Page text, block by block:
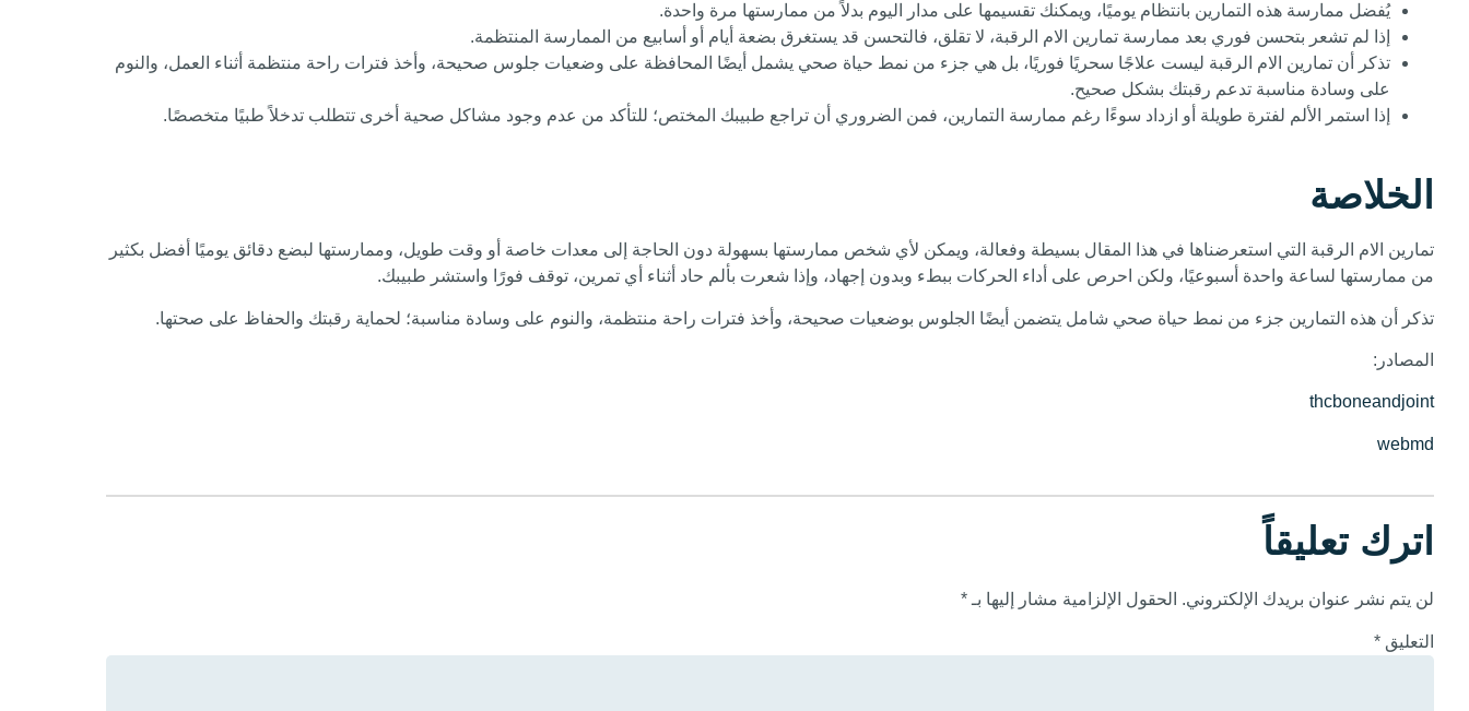
يُفضل ممارسة هذه التمارين بانتظام يوميًا، ويمكنك تقسيمها على مدار اليوم بدلاً من ممارستها مرة واحدة.
إذا لم تشعر بتحسن فوري بعد ممارسة تمارين الام الرقبة، لا تقلق، فالتحسن قد يستغرق بضعة أيام أو أسابيع من الممارسة المنتظمة.
تذكر أن تمارين الام الرقبة ليست علاجًا سحريًا فوريًا، بل هي جزء من نمط حياة صحي يشمل أيضًا المحافظة على وضعيات جلوس صحيحة، وأخذ فترات راحة منتظمة أثناء العمل، والنوم
على وسادة مناسبة تدعم رقبتك بشكل صحيح.
إذا استمر الألم لفترة طويلة أو ازداد سوءًا رغم ممارسة التمارين، فمن الضروري أن تراجع طبيبك المختص؛ للتأكد من عدم وجود مشاكل صحية أخرى تتطلب تدخلاً طبيًا متخصصًا.
الخلاصة
تمارين الام الرقبة التي استعرضناها في هذا المقال بسيطة وفعالة، ويمكن لأي شخص ممارستها بسهولة دون الحاجة إلى معدات خاصة أو وقت طويل، وممارستها لبضع دقائق يوميًا أفضل بكثير
من ممارستها لساعة واحدة أسبوعيًا، ولكن احرص على أداء الحركات ببطء وبدون إجهاد، وإذا شعرت بألم حاد أثناء أي تمرين، توقف فورًا واستشر طبيبك.
تذكر أن هذه التمارين جزء من نمط حياة صحي شامل يتضمن أيضًا الجلوس بوضعيات صحيحة، وأخذ فترات راحة منتظمة، والنوم على وسادة مناسبة؛ لحماية رقبتك والحفاظ على صحتها.
المصادر:
thcboneandjoint
webmd
اترك تعليقاً
لن يتم نشر عنوان بريدك الإلكتروني. الحقول الإلزامية مشار إليها بـ *
التعليق *